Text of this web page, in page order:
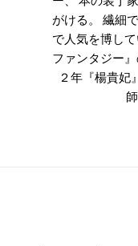
がける。 繊細
で人気を博し
ファンタジー
２年『楊貴妃